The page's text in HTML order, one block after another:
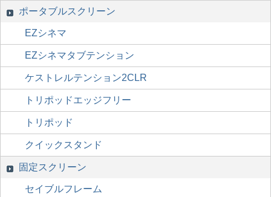
ポータブルスクリーン
EZシネマ
EZシネマタブテンション
ケストレルテンション2CLR
トリポッドエッジフリー
トリポッド
クイックスタンド
固定スクリーン
セイブルフレーム